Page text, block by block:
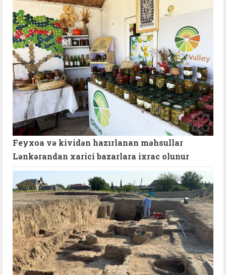
Feyxoa və kividən hazırlanan məhsullar
Lənkərandan xarici bazarlara ixrac olunur